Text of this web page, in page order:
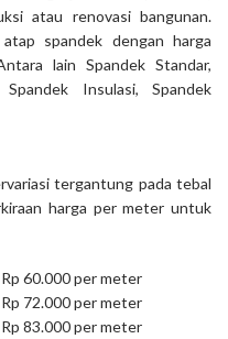
atau renovasi bangunan.
spandek dengan harga
lain Spandek Standar,
Insulasi, Spandek
tergantung pada tebal
harga per meter untuk
60.000 per meter
72.000 per meter
83.000 per meter